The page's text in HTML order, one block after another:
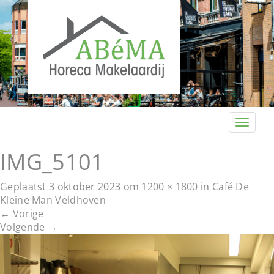
T
e
v
g
IMG_5101
Geplaatst3 oktober 2023 om 1200 × 1800 in Café De
Kleine Man Veldhoven
← Vorige
Volgende →